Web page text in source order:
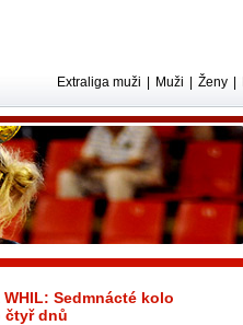
Extraliga muži Muži Ženy
WHIL: Sedmnácté kolo
čtyř dnů